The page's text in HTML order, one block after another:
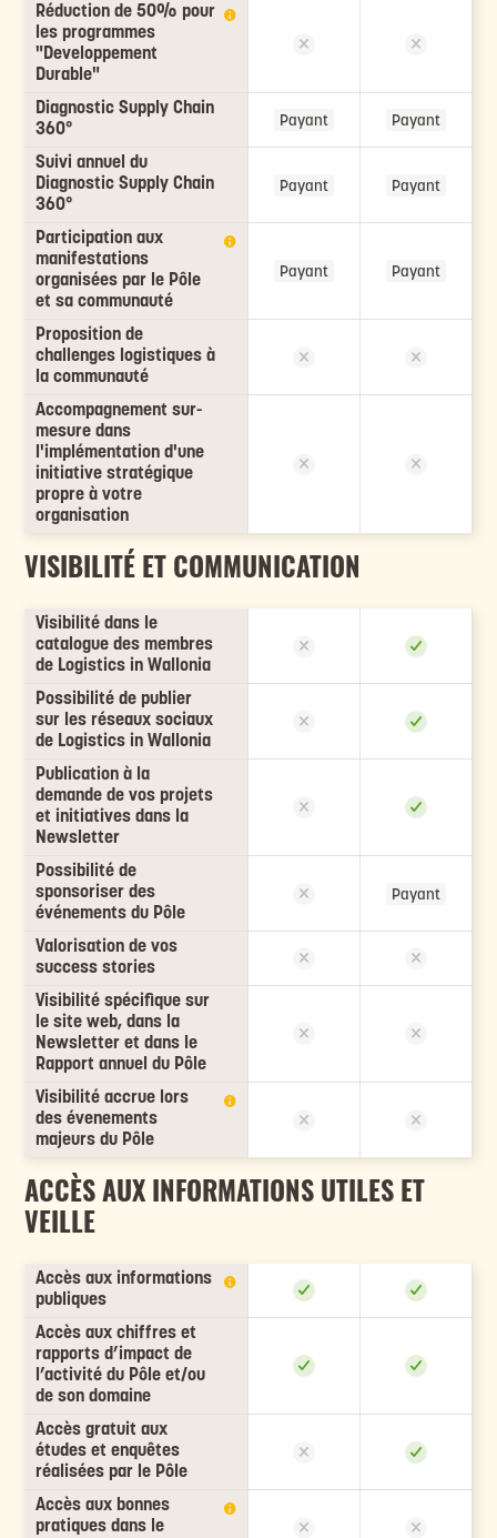
Réduction de 50% pour
les programmes
"Developpement
Durable"
Diagnostic Supply Chain
360°
Payant Payant
Suivi annuel du
Diagnostic Supply Chain
360°
Payant Payant
Participation aux
manifestations
organisées par le Pôle
et sa communauté
Payant Payant
Proposition de
challenges logistiques à
la communauté
Accompagnement sur-
mesure dans
l'implémentation d'une
initiative stratégique
propre à votre
organisation
VISIBILITÉ ET COMMUNICATION
Visibilité dans le
catalogue des membres
de Logistics in Wallonia
Possibilité de publier
sur les réseaux sociaux
de Logistics in Wallonia
Publication à la
demande de vos projets
et initiatives dans la
Newsletter
Possibilité de
sponsoriser des
événements du Pôle
Payant
Valorisation de vos
success stories
Visibilité spécifique sur
le site web, dans la
Newsletter et dans le
Rapport annuel du Pôle
Visibilité accrue lors
des évenements
majeurs du Pôle
ACCÈS AUX INFORMATIONS UTILES ET
VEILLE
Accès aux informations
publiques
Accès aux chiffres et
rapports d’impact de
l’activité du Pôle et/ou
de son domaine
Accès gratuit aux
études et enquêtes
réalisées par le Pôle
Accès aux bonnes
pratiques dans le